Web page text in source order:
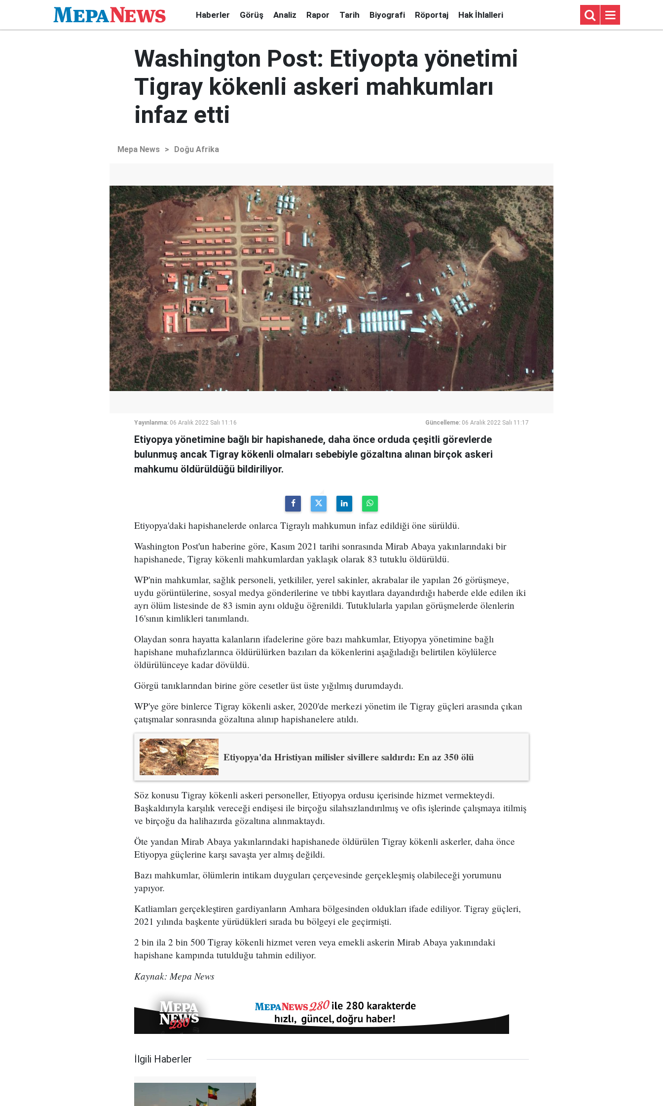
Haberler Görüş Analiz Rapor Tarih Biyografi Röportaj Hak İhlalleri
Washington Post: Etiyopta yönetimi
Tigray kökenli askeri mahkumları
infaz etti
Mepa News > Doğu Afrika
Yayınlanma: 06 Aralık 2022 Salı 11:16 Güncelleme: 06 Aralık 2022 Salı 11:17
Etiyopya yönetimine bağlı bir hapishanede, daha önce orduda çeşitli görevlerde
bulunmuş ancak Tigray kökenli olmaları sebebiyle gözaltına alınan birçok askeri
mahkumu öldürüldüğü bildiriliyor.
Etiyopya'daki hapishanelerde onlarca Tigraylı mahkumun infaz edildiği öne sürüldü.
Washington Post'un haberine göre, Kasım 2021 tarihi sonrasında Mirab Abaya yakınlarındaki bir
hapishanede, Tigray kökenli mahkumlardan yaklaşık olarak 83 tutuklu öldürüldü.
WP'nin mahkumlar, sağlık personeli, yetkililer, yerel sakinler, akrabalar ile yapılan 26 görüşmeye,
uydu görüntülerine, sosyal medya gönderilerine ve tıbbi kayıtlara dayandırdığı haberde elde edilen iki
ayrı ölüm listesinde de 83 ismin aynı olduğu öğrenildi. Tutuklularla yapılan görüşmelerde ölenlerin
16'sının kimlikleri tanımlandı.
Olaydan sonra hayatta kalanların ifadelerine göre bazı mahkumlar, Etiyopya yönetimine bağlı
hapishane muhafızlarınca öldürülürken bazıları da kökenlerini aşağıladığı belirtilen köylülerce
öldürülünceye kadar dövüldü.
Görgü tanıklarından birine göre cesetler üst üste yığılmış durumdaydı.
WP'ye göre binlerce Tigray kökenli asker, 2020'de merkezi yönetim ile Tigray güçleri arasında çıkan
çatışmalar sonrasında gözaltına alınıp hapishanelere atıldı.
Etiyopya'da Hristiyan milisler sivillere saldırdı: En az 350 ölü
Söz konusu Tigray kökenli askeri personeller, Etiyopya ordusu içerisinde hizmet vermekteydi.
Başkaldırıyla karşılık vereceği endişesi ile birçoğu silahsızlandırılmış ve ofis işlerinde çalışmaya itilmiş
ve birçoğu da halihazırda gözaltına alınmaktaydı.
Öte yandan Mirab Abaya yakınlarındaki hapishanede öldürülen Tigray kökenli askerler, daha önce
Etiyopya güçlerine karşı savaşta yer almış değildi.
Bazı mahkumlar, ölümlerin intikam duyguları çerçevesinde gerçekleşmiş olabileceği yorumunu
yapıyor.
Katliamları gerçekleştiren gardiyanların Amhara bölgesinden oldukları ifade ediliyor. Tigray güçleri,
2021 yılında başkente yürüdükleri sırada bu bölgeyi ele geçirmişti.
2 bin ila 2 bin 500 Tigray kökenli hizmet veren veya emekli askerin Mirab Abaya yakınındaki
hapishane kampında tutulduğu tahmin ediliyor.
Kaynak: Mepa News
İlgili Haberler